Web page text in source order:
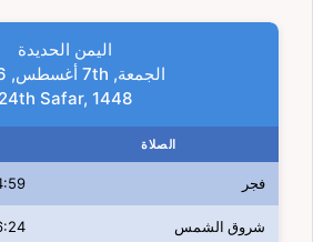
اليمن الحديدة
الجمعة, 7th أغسطس, 2026
24th Safar, 1448
الصلاة
فجر AM
شروق الشمس AM